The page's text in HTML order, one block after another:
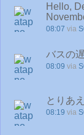
Hello,
08:07 via
バスの
08:09 via
とりあ
08:19 via